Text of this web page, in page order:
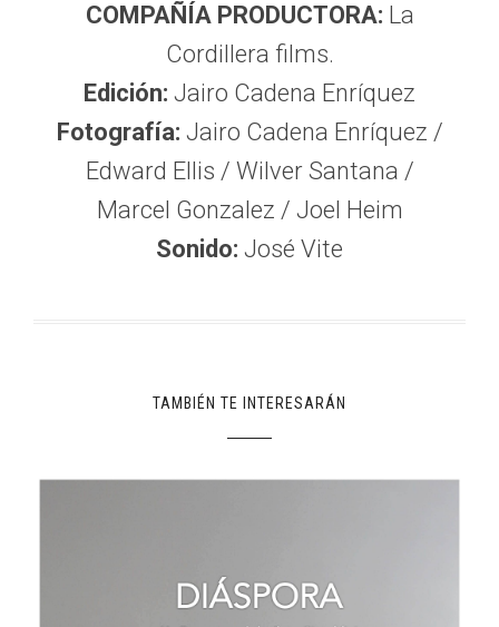
COMPAÑÍA PRODUCTORA: La
Cordillera films.
Edición: Jairo Cadena Enríquez
Fotografía: Jairo Cadena Enríquez /
Edward Ellis / Wilver Santana /
Marcel Gonzalez / Joel Heim
Sonido: José Vite
TAMBIÉN TE INTERESARÁN